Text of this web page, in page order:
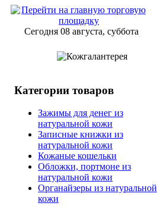
Сегодня 08 августа, суббота
Категории товаров
Зажимы для денег из
натуральной кожи
Записные книжки из
натуральной кожи
Кожаные кошельки
Обложки, портмоне из
натуральной кожи
Органайзеры из натуральной
кожи